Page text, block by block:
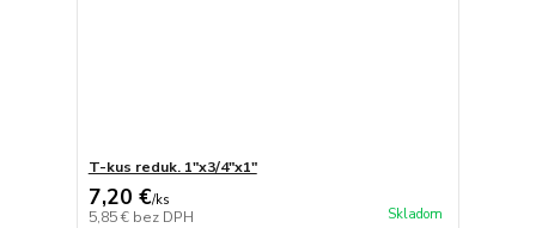
T-kus reduk. 1"x3/4"x1"
7,20 €/ks
5,85 € bez DPH Skladom